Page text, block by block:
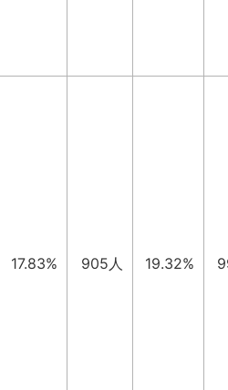
17.83% 905人 19.32%